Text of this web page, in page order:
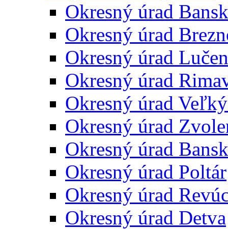
Okresný úrad
Okresný úrad
Okresný úrad
Okresný úrad
Okresný úrad
Okresný úrad
Okresný úrad
Okresný úrad Poltár
Okresný úrad
Okresný úrad Detva